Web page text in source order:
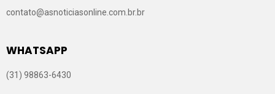
contato@asnoticiasonline.com.br.br
WHATSAPP
(31) 98863-6430